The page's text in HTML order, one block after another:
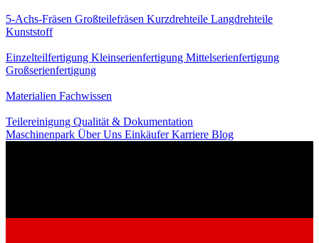
5-Achs-Fräsen Großteilefräsen Kurzdrehteile Langdrehteile
Kunststoff
Einzelteilfertigung Kleinserienfertigung Mittelserienfertigung
Großserienfertigung
Materialien Fachwissen
Teilereinigung Qualität & Dokumentation
Maschinenpark Über Uns EinkäuferKarriere Blog